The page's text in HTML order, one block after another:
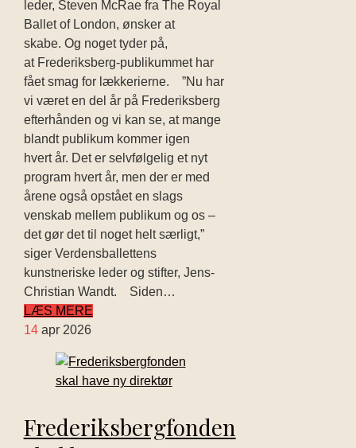
leder, Steven McRae fra The Royal
Ballet of London, ønsker at
skabe. Og noget tyder på,
at Frederiksberg-publikummet har
fået smag for lækkerierne. ”Nu har
vi været en del år på Frederiksberg
efterhånden og vi kan se, at mange
blandt publikum kommer igen
hvert år. Det er selvfølgelig et nyt
program hvert år, men der er med
årene også opstået en slags
venskab mellem publikum og os –
det gør det til noget helt særligt,”
siger Verdensballettens
kunstneriske leder og stifter, Jens-
Christian Wandt. Siden…
LÆS MERE
14 apr 2026
Frederiksbergfonden